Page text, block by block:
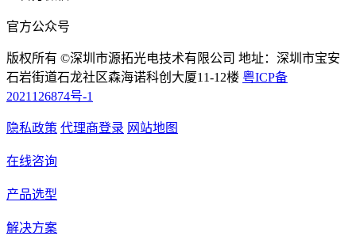
官方公众号
版权所有 ©深圳市源拓光电技术有限公司 地址：深圳市宝安
石岩街道石龙社区森海诺科创大厦11-12楼 粤ICP备
2021126874号-1
隐私政策 代理商登录 网站地图
在线咨询
产品选型
解决方案